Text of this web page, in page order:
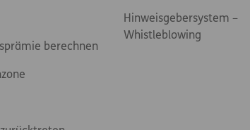
berechnen
Hinweisgebersystem –
Whistleblowing